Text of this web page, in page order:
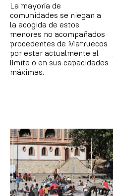
La mayoría de
comunidades se niegan a
la acogida de estos
menores no acompañados
procedentes de Marruecos
por estar actualmente al
límite o en sus capacidades
máximas.